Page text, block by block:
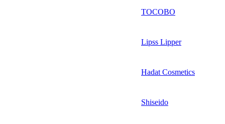
TOCOBO
Lipss Lipper
Hadat Cosmetics
Shiseido